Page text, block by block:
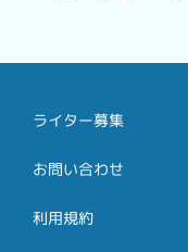
ライター募集
お問い合わせ
利用規約